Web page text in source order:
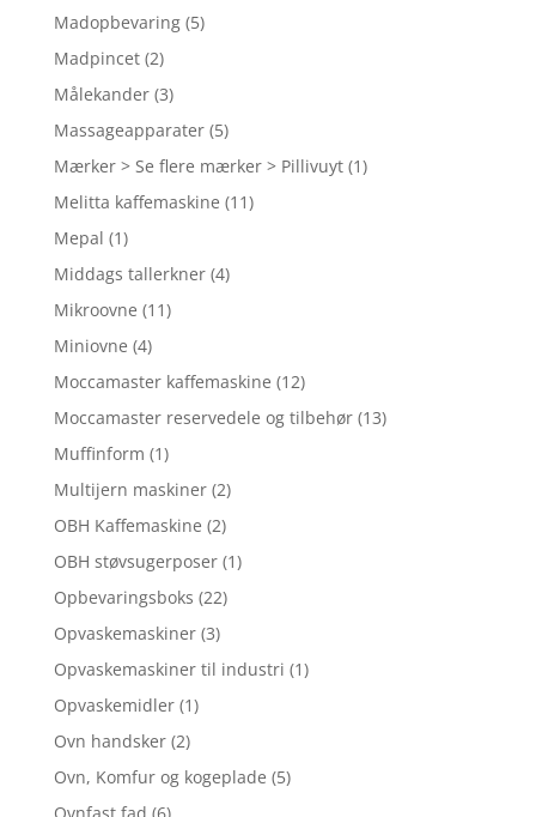
Madopbevaring (5)
Madpincet (2)
Målekander (3)
Massageapparater (5)
Mærker > Se flere mærker > Pillivuyt (1)
Melitta kaffemaskine (11)
Mepal (1)
Middags tallerkner (4)
Mikroovne (11)
Miniovne (4)
Moccamaster kaffemaskine (12)
Moccamaster reservedele og tilbehør (13)
Muffinform (1)
Multijern maskiner (2)
OBH Kaffemaskine (2)
OBH støvsugerposer (1)
Opbevaringsboks (22)
Opvaskemaskiner (3)
Opvaskemaskiner til industri (1)
Opvaskemidler (1)
Ovn handsker (2)
Ovn, Komfur og kogeplade (5)